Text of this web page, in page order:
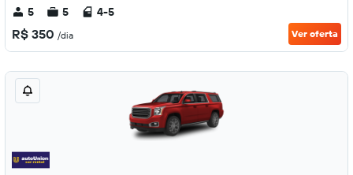
5 5 4-5
R$ 350 /dia Ver oferta